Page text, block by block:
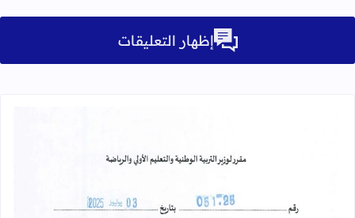
إظهار التعليقات
قراءة المزيد عن مقرر تنظيم السنة الدراسية